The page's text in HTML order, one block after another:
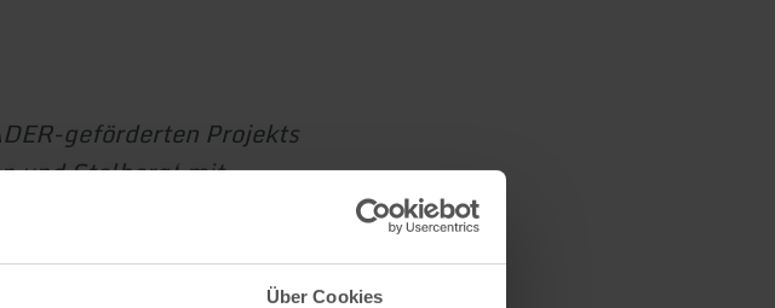
Über Cookies
geförderten Projekts
und Stolberg‘ mit